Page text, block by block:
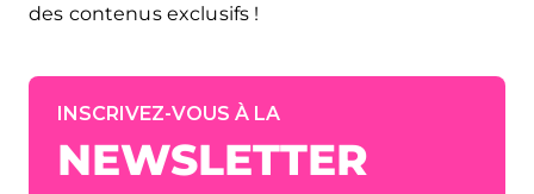
des contenus exclusifs !
INSCRIVEZ-VOUS À LA
NEWSLETTER